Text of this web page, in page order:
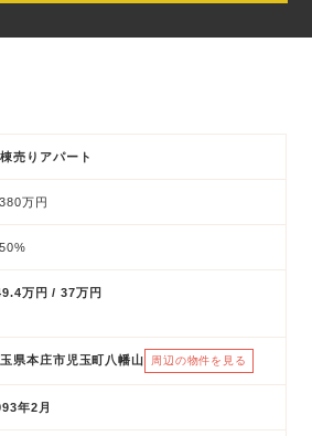
売りアパート
万円
万円 / 37万円
県本庄市児玉町八幡山 周辺の物件を見る
年2月